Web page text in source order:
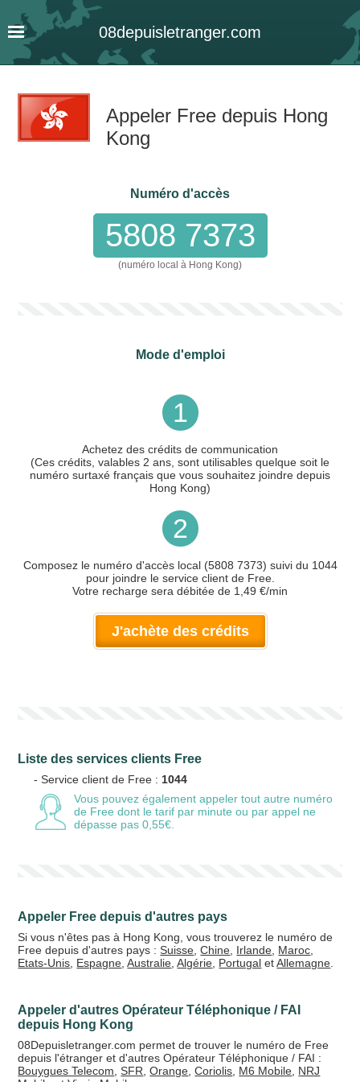
08depuisletranger.com
Appeler Free depuis Hong
Kong
Numéro d'accès
5808 7373
(numéro local à Hong Kong)
Mode d'emploi
1
Achetez des crédits de communication
(Ces crédits, valables 2 ans, sont utilisables quelque soit le
numéro surtaxé français que vous souhaitez joindre depuis
Hong Kong)
2
Composez le numéro d'accès local (5808 7373) suivi du 1044
pour joindre le service client de Free.
Votre recharge sera débitée de 1,49 €/min
J'achète des crédits
Liste des services clients Free
- Service client de Free : 1044
Vous pouvez également appeler tout autre numéro
de Free dont le tarif par minute ou par appel ne
dépasse pas 0,55€.
Appeler Free depuis d'autres pays
Si vous n'êtes pas à Hong Kong, vous trouverez le numéro de
Free depuis d'autres pays :Suisse ,Chine Irlande Maroc
Etats-Unis Espagne ,Australie ,Algérie Portugal etAllemagne
Appeler d'autres Opérateur Téléphonique / FAI
depuis Hong Kong
08Depuisletranger.com permet de trouver le numéro de Free
depuis l'étranger et d'autres Opérateur Téléphonique / FAI :
Bouygues Telecom ,SFR ,Orange ,Coriolis M6 Mobile NRJ